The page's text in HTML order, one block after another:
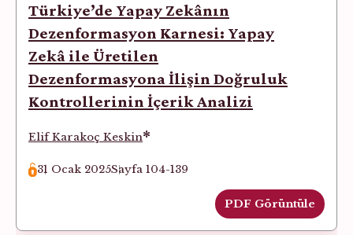
Türkiye’de Yapay Zekânın
Dezenformasyon Karnesi: Yapay
Zekâ ile Üretilen
Dezenformasyona İlişin Doğruluk
Kontrollerinin İçerik Analizi
Elif Karakoç Keskin*
31 Ocak 2025Sayfa 104-139
PDF Görüntüle